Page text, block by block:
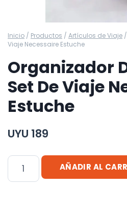
Inicio / Productos / Artículos de Viaje /
Viaje Necessaire Estuche
Organizador
Set De Viaje
Estuche
UYU 189
OrganizadorAÑADIR AL